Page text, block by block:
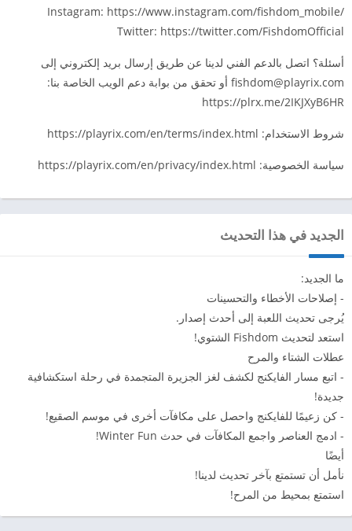
Instagram: https://www.instagram.com/fishdom_mobile/
Twitter: https://twitter.com/FishdomOfficial
أسئلة؟ اتصل بالدعم الفني لدينا عن طريق إرسال بريد إلكتروني إلى
fishdom@playrix.com أو تحقق من بوابة دعم الويب الخاصة بنا:
https://plrx.me/2IKJXyB6HR
شروط الاستخدام: https://playrix.com/en/terms/index.html
سياسة الخصوصية: https://playrix.com/en/privacy/index.html
الجديد في هذا التحديث
ما الجديد:
- إصلاحات الأخطاء والتحسينات
يُرجى تحديث اللعبة إلى أحدث إصدار.
استعد لتحديث Fishdom الشتوي!
عطلات الشتاء والمرح
- اتبع مسار الفايكنج لكشف لغز الجزيرة المتجمدة في رحلة استكشافية
جديدة!
- كن زعيمًا للفايكنج واحصل على مكافآت أخرى في موسم الصقيع!
- ادمج العناصر واجمع المكافآت في حدث Winter Fun!
أيضًا
نأمل أن تستمتع بآخر تحديث لدينا!
استمتع بمحيط من المرح!